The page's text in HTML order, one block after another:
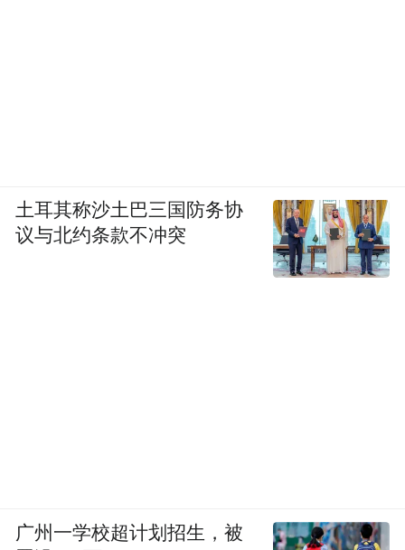
土耳其称沙土巴三国防务协
议与北约条款不冲突
广州一学校超计划招生，被